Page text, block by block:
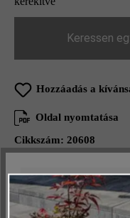
Keressen
Hozzáadás a
Oldal nyomtatása
Cikkszám: 20608
Műszakilag és
Marketing